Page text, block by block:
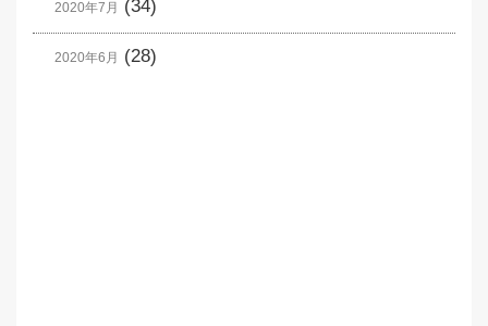
2020年7月 (34)
2020年6月 (28)